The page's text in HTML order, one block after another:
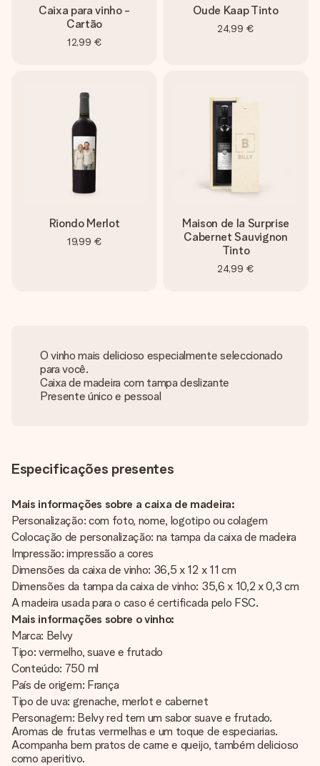
Caixa para vinho -
Cartão
12,99 €
Oude Kaap Tinto
24,99 €
Riondo Merlot
19,99 €
Maison de la Surprise
Cabernet Sauvignon
Tinto
24,99 €
O vinho mais delicioso especialmente seleccionado
para você.
Caixa de madeira com tampa deslizante
Presente único e pessoal
Especificações presentes
Mais informações sobre a caixa de madeira:
Personalização: com foto, nome, logotipo ou colagem
Colocação de personalização: na tampa da caixa de madeira
Impressão: impressão a cores
Dimensões da caixa de vinho: 36,5 x 12 x 11 cm
Dimensões da tampa da caixa de vinho: 35,6 x 10,2 x 0,3 cm
A madeira usada para o caso é certificada pelo FSC.
Mais informações sobre o vinho:
Marca: Belvy
Tipo: vermelho, suave e frutado
Conteúdo: 750 ml
País de origem: França
Tipo de uva: grenache, merlot e cabernet
Personagem: Belvy red tem um sabor suave e frutado.
Aromas de frutas vermelhas e um toque de especiarias.
Acompanha bem pratos de carne e queijo, também delicioso
como aperitivo.